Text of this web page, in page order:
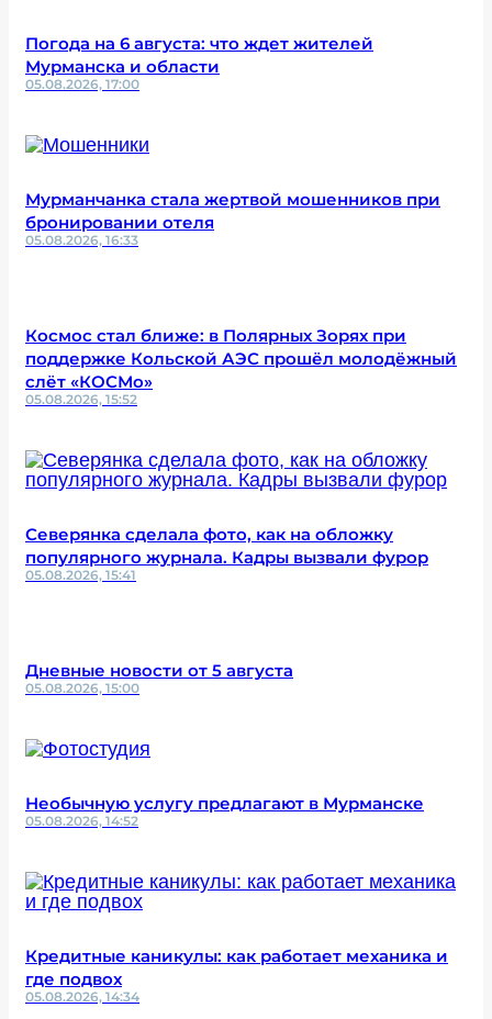
Погода на 6 августа: что ждет жителей
Мурманска и области
05.08.2026, 17:00
Мурманчанка стала жертвой мошенников при
бронировании отеля
05.08.2026, 16:33
Космос стал ближе: в Полярных Зорях при
поддержке Кольской АЭС прошёл молодёжный
слёт «КОСМо»
05.08.2026, 15:52
Северянка сделала фото, как на обложку
популярного журнала. Кадры вызвали фурор
05.08.2026, 15:41
Дневные новости от 5 августа
05.08.2026, 15:00
Необычную услугу предлагают в Мурманске
05.08.2026, 14:52
Кредитные каникулы: как работает механика и
где подвох
05.08.2026, 14:34